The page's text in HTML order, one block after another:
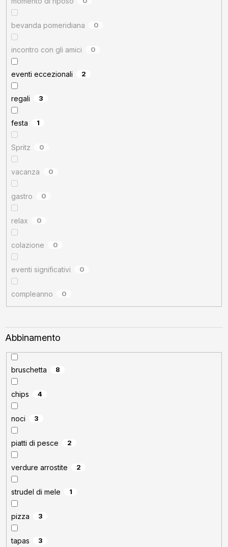
bevanda pomeridiana 0
incontro con gli amici 0
eventi eccezionali 2
regali 3
festa 1
Spritz 0
vacanza 0
gastro 0
relax 0
colazione 0
eventi significativi 0
compleanno 0
Abbinamento
bruschetta 8
chips 4
noci 3
piatti di pesce 2
verdure arrostite 2
strudel di mele 1
pizza 3
tapas 3